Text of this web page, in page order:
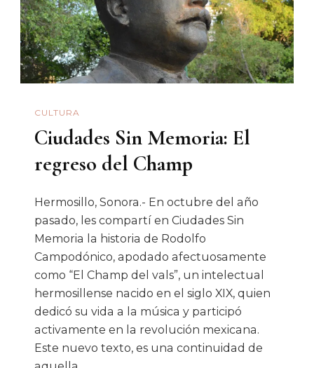
CULTURA
Ciudades Sin Memoria: El
regreso del Champ
Hermosillo, Sonora.- En octubre del año
pasado, les compartí en Ciudades Sin
Memoria la historia de Rodolfo
Campodónico, apodado afectuosamente
como “El Champ del vals”, un intelectual
hermosillense nacido en el siglo XIX, quien
dedicó su vida a la música y participó
activamente en la revolución mexicana.
Este nuevo texto, es una continuidad de